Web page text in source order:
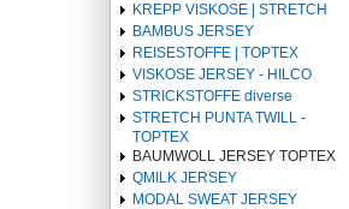
KREPP VISKOSE | STRETCH
BAMBUS JERSEY
REISESTOFFE | TOPTEX
VISKOSE JERSEY - HILCO
STRICKSTOFFE diverse
STRETCH PUNTA TWILL -
TOPTEX
BAUMWOLL JERSEY TOPTEX
QMILK JERSEY
MODAL SWEAT JERSEY